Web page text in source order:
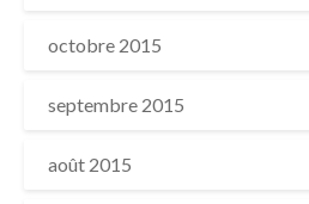
octobre 2015
septembre 2015
août 2015